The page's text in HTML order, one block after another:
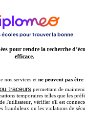
alternance
pour rendre la recherche
efficace.
nos services et ne peuvent pas être
traceurs permettant de
temporaires telles que les
l'utilisateur, vérifier s'il est
frauduleux ou les violations de